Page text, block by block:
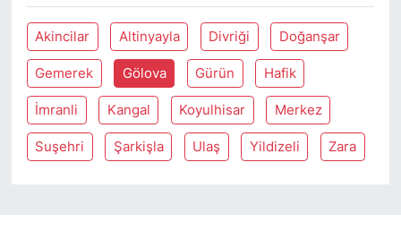
Akincilar Altinyayla Divriği Doğanşar
Gemerek Gölova Gürün Hafik
İmranli Kangal Koyulhisar Merkez
Suşehri Şarkişla Ulaş Yildizeli Zara
SİYASET
SON DAKİKA HABERİ
SPOR
TEKNOLOJİ